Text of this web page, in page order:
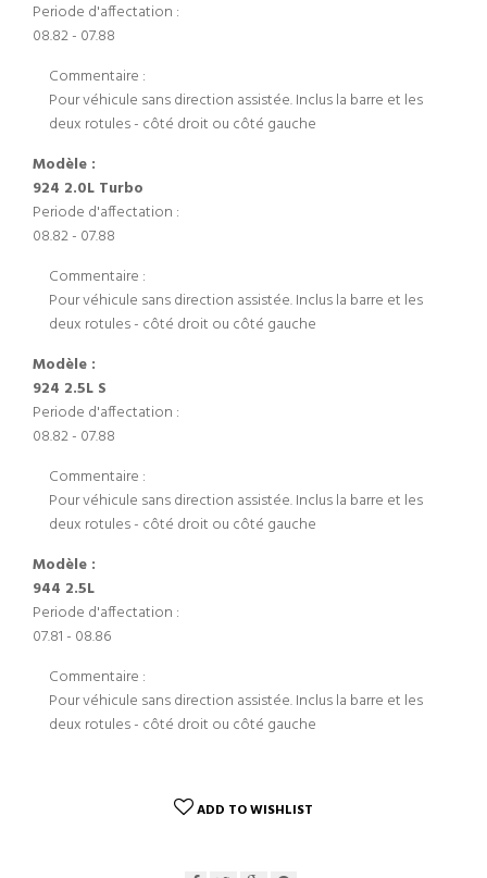
Periode d'affectation :
08.82 - 07.88
Commentaire :
Pour véhicule sans direction assistée. Inclus la barre et les
deux rotules - côté droit ou côté gauche
Modèle :
924 2.0L Turbo
Periode d'affectation :
08.82 - 07.88
Commentaire :
Pour véhicule sans direction assistée. Inclus la barre et les
deux rotules - côté droit ou côté gauche
Modèle :
924 2.5L S
Periode d'affectation :
08.82 - 07.88
Commentaire :
Pour véhicule sans direction assistée. Inclus la barre et les
deux rotules - côté droit ou côté gauche
Modèle :
944 2.5L
Periode d'affectation :
07.81 - 08.86
Commentaire :
Pour véhicule sans direction assistée. Inclus la barre et les
deux rotules - côté droit ou côté gauche
ADD TO WISHLIST